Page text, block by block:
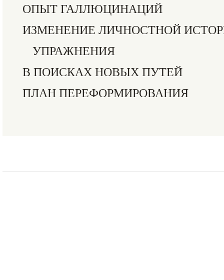
ОПЫТ ГАЛЛЮЦИНАЦИЙ
ИЗМЕНЕНИЕ ЛИЧНОСТНОЙ
УПРАЖНЕНИЯ
В ПОИСКАХ НОВЫХ ПУТЕЙ
ПЛАН ПЕРЕФОРМИРОВАНИЯ